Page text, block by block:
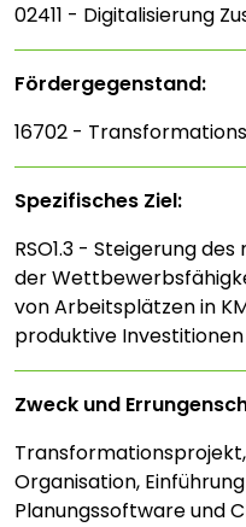
02411 - Digitalisierung
Fördergegenstand:
16702 -
Spezifisches Ziel:
RSO1.3 - Steigerung
der
von Arbeitsplätzen in
produktive Investitionen
Zweck und
Organisation,
Planungssoftware und